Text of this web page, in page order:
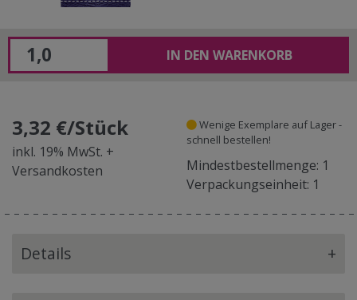
IN DEN WARENKORB
3,32 €/Stück
inkl. 19% MwSt. +
Versandkosten
Wenige Exemplare auf Lager -
schnell bestellen!
Mindestbestellmenge: 1
Verpackungseinheit: 1
Details +